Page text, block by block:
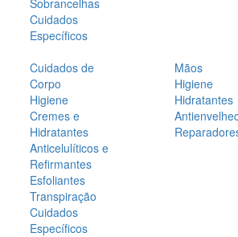
Sobrancelhas
Cuidados
Específicos
Cuidados de
Corpo
Higiene
Cremes e
Hidratantes
Anticelulíticos e
Refirmantes
Esfoliantes
Transpiração
Cuidados
Específicos
Mãos
Higiene
Hidratantes